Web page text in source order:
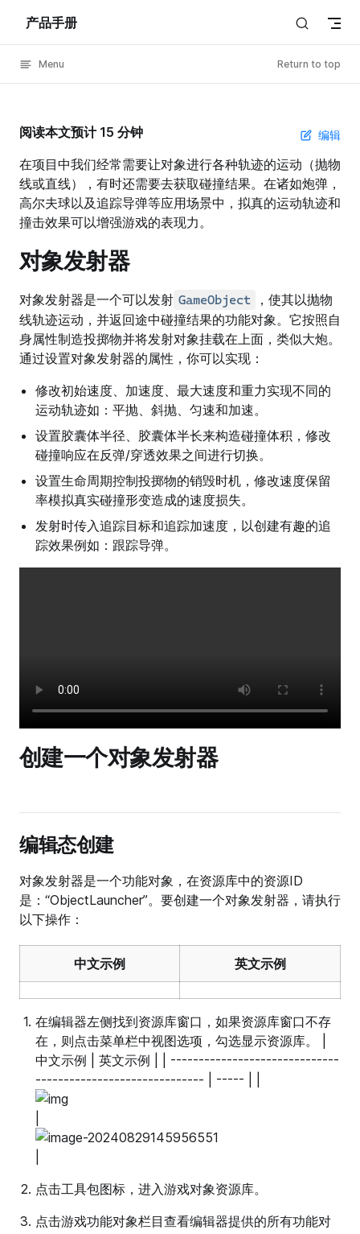
Skip to content
产品手册
Menu Return to top
编辑
阅读本文预计 15 分钟
在项目中我们经常需要让对象进行各种轨迹的运动（抛物
线或直线），有时还需要去获取碰撞结果。在诸如炮弹，
高尔夫球以及追踪导弹等应用场景中，拟真的运动轨迹和
撞击效果可以增强游戏的表现力。
对象发射器
对象发射器是一个可以发射 GameObject
，使其以抛物
线轨迹运动，并返回途中碰撞结果的功能对象。它按照自
身属性制造投掷物并将发射对象挂载在上面，类似大炮。
通过设置对象发射器的属性，你可以实现：
修改初始速度、加速度、最大速度和重力实现不同的
运动轨迹如：平抛、斜抛、匀速和加速。
设置胶囊体半径、胶囊体半长来构造碰撞体积，修改
碰撞响应在反弹/穿透效果之间进行切换。
设置生命周期控制投掷物的销毁时机，修改速度保留
率模拟真实碰撞形变造成的速度损失。
发射时传入追踪目标和追踪加速度，以创建有趣的追
踪效果例如：跟踪导弹。
创建一个对象发射器
编辑态创建
对象发射器是一个功能对象，在资源库中的资源ID
是：“ObjectLauncher”。要创建一个对象发射器，请执行
以下操作：
中文示例 英文示例
在编辑器左侧找到资源库窗口，如果资源库窗口不存
在，则点击菜单栏中视图选项，勾选显示资源库。 |
中文示例 | 英文示例 | | ------------------------------
------------------------------ | ----- | |
点击工具包图标，进入游戏对象资源库。
点击游戏功能对象栏目查看编辑器提供的所有功能对